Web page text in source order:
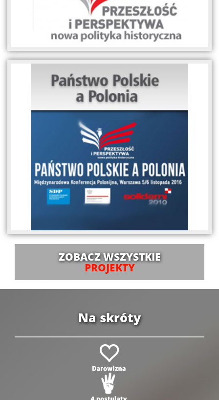
ZOBACZ WSZYSTKIE
PROJEKTY
Na skróty